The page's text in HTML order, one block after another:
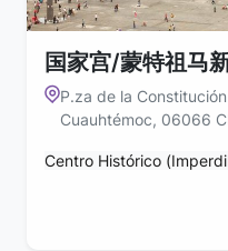
国家宫/蒙特祖马
P.za de la
Cuauhtémoc, 06066
Centro Histórico